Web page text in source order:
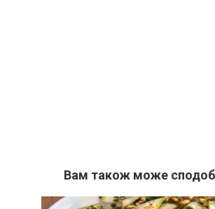
Вам також може